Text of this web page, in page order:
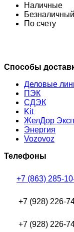
Наличные
По счету
Способы
Деловые
ПЭК
СДЭК
Kit
ЖелДор
Энергия
Vozovoz
Телефоны
+7 (863) 285-
+7 (928) 226-
+7 (928) 226-